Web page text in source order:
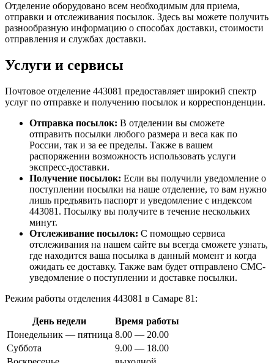
Отделение оборудовано всем необходимым для приема,
отправки и отслеживания посылок. Здесь вы можете получить
разнообразную информацию о способах доставки, стоимости
отправления и службах доставки.
Услуги и сервисы
Почтовое отделение 443081 предоставляет широкий спектр
услуг по отправке и получению посылок и корреспонденции.
Отправка посылок: В отделении вы сможете
отправить посылки любого размера и веса как по
России, так и за ее пределы. Также в вашем
распоряжении возможность использовать услуги
экспресс-доставки.
Получение посылок: Если вы получили уведомление о
поступлении посылки на наше отделение, то вам нужно
лишь предъявить паспорт и уведомление с индексом
443081. Посылку вы получите в течение нескольких
минут.
Отслеживание посылок: С помощью сервиса
отслеживания на нашем сайте вы всегда сможете узнать,
где находится ваша посылка в данный момент и когда
ожидать ее доставку. Также вам будет отправлено СМС-
уведомление о поступлении и доставке посылки.
Режим работы отделения 443081 в Самаре 81:
День недели
Время работы
Понедельник — пятница 8.00 — 20.00
Суббота
9.00 — 18.00